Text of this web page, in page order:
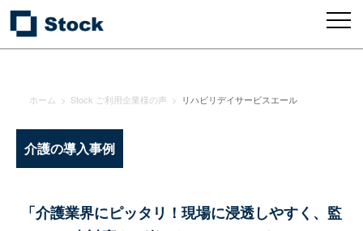
ホーム > Stock ご利用企業様の声 > リハビリデイサービスエール
介護の導入事例
「介護業界にピッタリ！現場に浸透しやすく、監